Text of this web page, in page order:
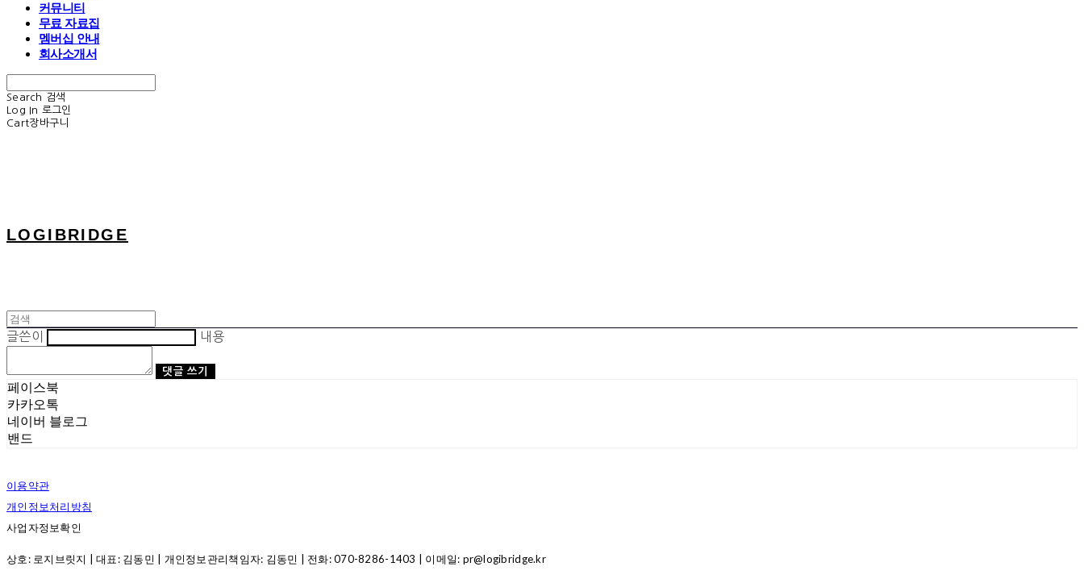
커뮤니티
무료 자료집
멤버십 안내
회사소개서
Search
검색
Log In 로그인
Cart장바구니
LOGIBRIDGE
글쓴이 내용
댓글 쓰기
페이스북
카카오톡
네이버 블로그
밴드
이용약관
개인정보처리방침
사업자정보확인
상호: 로지브릿지 | 대표: 김동민 | 개인정보관리책임자: 김동민 | 전화: 070-8286-1403 | 이메일: pr@logibridge.kr